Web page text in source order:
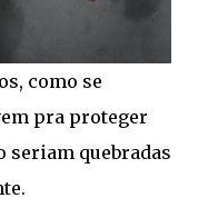
como se
pra proteger
seriam quebradas